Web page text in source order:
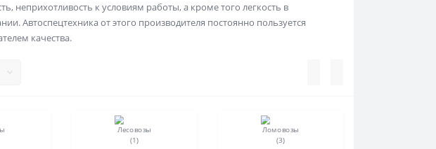
неприхотливость к условиям работы, а кроме того легкость в
Автоспецтехника от этого производителя постоянно пользуется
качества.